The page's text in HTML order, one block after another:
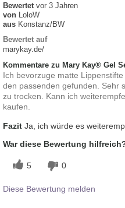
Bewertet vor 3 Jahren
von LoloW
aus Konstanz/BW
Bewertet auf
marykay.de/
Kommentare zu Mary Kay® Gel
Ich bevorzuge matte
den passenden gefunden. Sehr
zu trocken. Kann ich
kaufen.
Fazit Ja, ich würde es
War diese Bewertung
5 0
Diese Bewertung melden